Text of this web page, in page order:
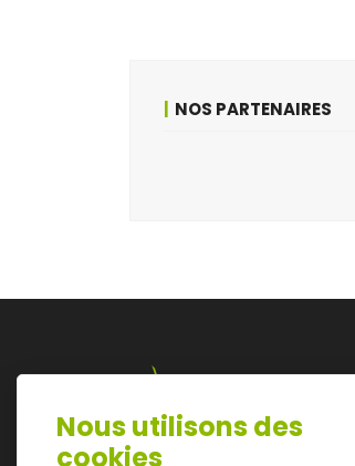
NOS PARTENAIRES
Lazarijstraat 168
3500 Hasselt
Nous utilisons des
cookies